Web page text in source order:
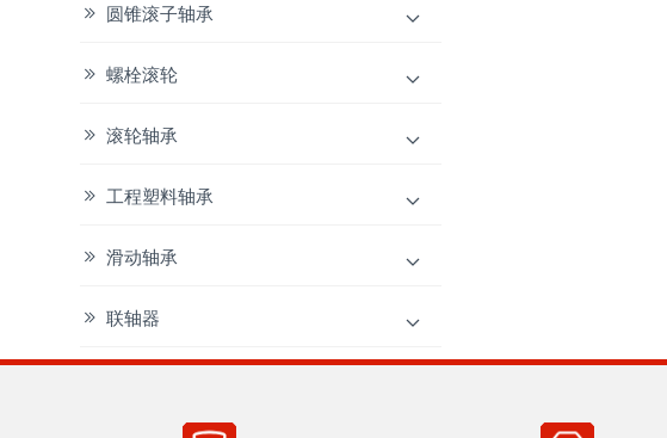
圆锥滚子轴承
螺栓滚轮
滚轮轴承
工程塑料轴承
滑动轴承
联轴器